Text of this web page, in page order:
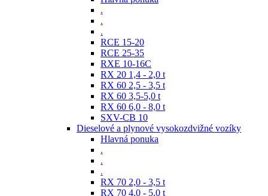
.
.
.
RCE 15-20
RCE 25-35
RXE 10-16C
RX 20 1,4 - 2,0 t
RX 60 2,5 - 3,5 t
RX 60 3,5-5,0 t
RX 60 6,0 - 8,0 t
SXV-CB 10
Dieselové a plynové vysokozdvižné vozíky
Hlavná ponuka
.
.
.
RX 70 2,0 - 3,5 t
RX 70 4,0 - 5,0 t